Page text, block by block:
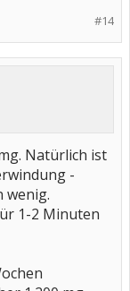
#14
Natürlich ist
-
wenig.
1-2 Minuten